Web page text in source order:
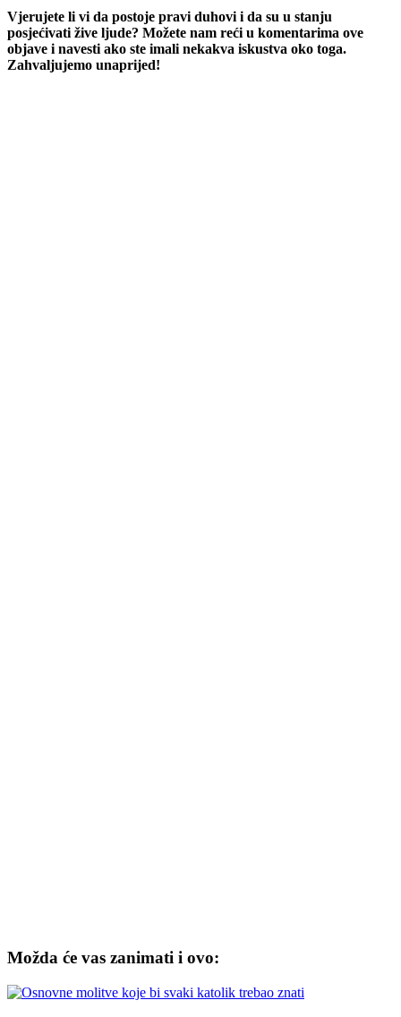
Vjerujete li vi da postoje pravi duhovi i da su u stanju
posjećivati žive ljude? Možete nam reći u komentarima ove
objave i navesti ako ste imali nekakva iskustva oko toga.
Zahvaljujemo unaprijed!
Možda će vas zanimati i ovo: